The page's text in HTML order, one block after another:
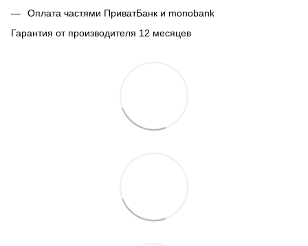
Оплата частями ПриватБанк и monobank
Гарантия от производителя 12 месяцев